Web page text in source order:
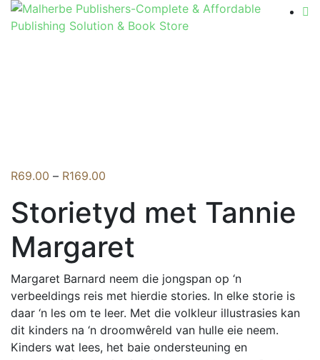
R69.00 – R169.00
R69.00
through
R169.00
Storietyd met Tannie
Margaret
Margaret Barnard neem die jongspan op ‘n
verbeeldings reis met hierdie stories. In elke storie is
daar ‘n les om te leer. Met die volkleur illustrasies kan
dit kinders na ‘n droomwêreld van hulle eie neem.
Kinders wat lees, het baie ondersteuning en